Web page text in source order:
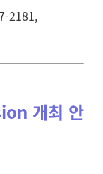
2181,
개최 안